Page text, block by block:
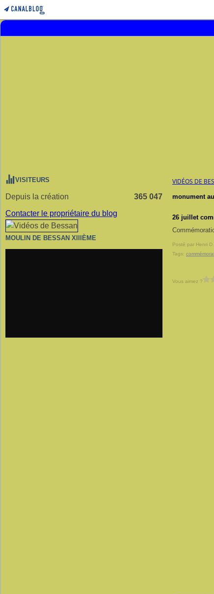
VISITEURS
Depuis la création
365 047
Contacter le propriétaire du blog
MOULIN DE BESSAN XIIIÈME
VIDÉOS DE
monument
26 juillet
Posté par Henri D
Tags:
Vous aimez ?